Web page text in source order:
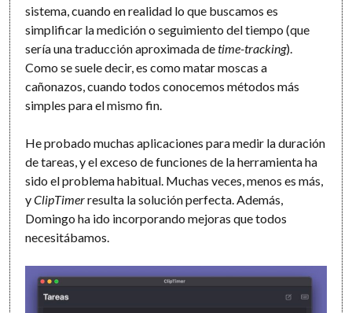
sistema, cuando en realidad lo que buscamos es
simplificar la medición o seguimiento del tiempo (que
sería una traducción aproximada detime-tracking).
Como se suele decir, es como matar moscas a
cañonazos, cuando todos conocemos métodos más
simples para el mismo fin.
He probado muchas aplicaciones para medir la duración
de tareas, y el exceso de funciones de la herramienta ha
sido el problema habitual. Muchas veces, menos es más,
yClipTimerresulta la solución perfecta. Además,
Domingo ha ido incorporando mejoras que todos
necesitábamos.